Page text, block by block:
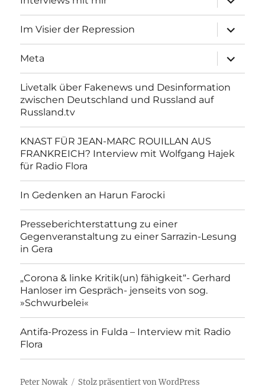
anzeigen
Im Visier der Repression
anzeigen
Meta
anzeigen
Livetalk über Fakenews und Desinformation
zwischen Deutschland und Russland auf
Russland.tv
KNAST FÜR JEAN-MARC ROUILLAN AUS
FRANKREICH? Interview mit Wolfgang Hajek
für Radio Flora
In Gedenken an Harun Farocki
Presseberichterstattung zu einer
Gegenveranstaltung zu einer Sarrazin-Lesung
in Gera
„Corona & linke Kritik(un) fähigkeit“- Gerhard
Hanloser im Gespräch- jenseits von sog.
»Schwurbelei«
Antifa-Prozess in Fulda – Interview mit Radio
Flora
Peter Nowak Stolz präsentiert von WordPress